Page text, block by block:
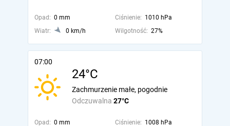
Opad: 0 mm Ciśnienie: 1010 hPa
Wiatr:
0 km/h Wilgotność: 27%
07:00
24°C
Odczuwalna 27°C
Zachmurzenie małe, pogodnie
Opad: 0 mm Ciśnienie: 1008 hPa